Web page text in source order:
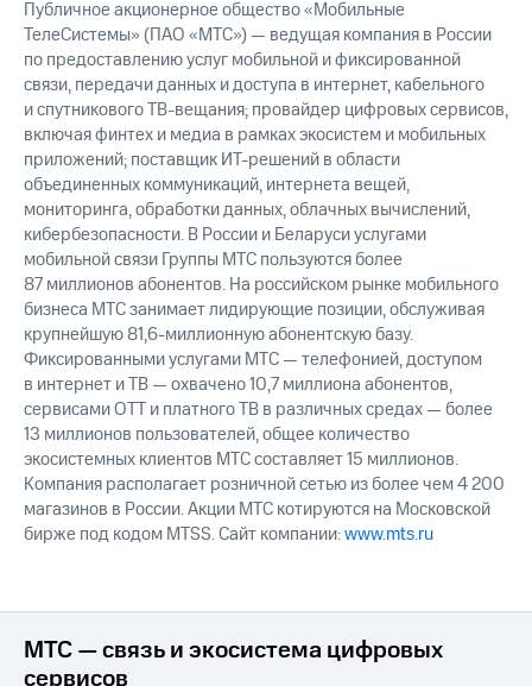
Публичное акционерное общество «Мобильные
ТелеСистемы» (ПАО «МТС») — ведущая компания в России
по предоставлению услуг мобильной и фиксированной
связи, передачи данных и доступа в интернет, кабельного
и спутникового ТВ-вещания; провайдер цифровых сервисов,
включая финтех и медиа в рамках экосистем и мобильных
приложений; поставщик ИТ-решений в области
объединенных коммуникаций, интернета вещей,
мониторинга, обработки данных, облачных вычислений,
кибербезопасности. В России и Беларуси услугами
мобильной связи Группы МТС пользуются более
87 миллионов абонентов. На российском рынке мобильного
бизнеса МТС занимает лидирующие позиции, обслуживая
крупнейшую 81,6-миллионную абонентскую базу.
Фиксированными услугами МТС — телефонией, доступом
в интернет и ТВ — охвачено 10,7 миллиона абонентов,
сервисами OTT и платного ТВ в различных средах — более
13 миллионов пользователей, общее количество
экосистемных клиентов МТС составляет 15 миллионов.
Компания располагает розничной сетью из более чем 4 200
магазинов в России. Акции МТС котируются на Московской
бирже под кодом MTSS. Сайт компании:www.mts.ru
МТС — связь и экосистема цифровых
сервисов